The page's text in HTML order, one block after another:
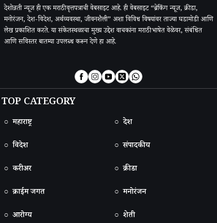
देशोन्नती न्यूज ही एक मराठी वृत्तपत्राची वेबसाइट आहे. ही वेबसाइट “ब्रेकिंग न्यूज, क्रीडा,
मनोरंजन, देश-विदेश, अर्थव्यवस्था, जीवनशैली” अशा विविध विषयांवर ताज्या घडामोडी आणि
लेख प्रकाशित करते. या संकेतस्थळाचा मुख्य उद्देश वाचकांना मराठी भाषेत वेळेवर, संबंधित
आणि सविस्तर बातम्या उपलब्ध करून देणे हा आहे.
TOP CATEGORY
○ महाराष्ट्र
○ देश
○ विदेश
○ संपादकीय
○ करीअर
○ क्रीडा
○ क्राईम जगत
○ मनोरंजन
○ आरोग्य
○ शेती